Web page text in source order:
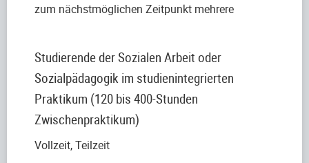
zum nächstmöglichen Zeitpunkt mehrere
Studierende der Sozialen Arbeit oder
Sozialpädagogik im studienintegrierten
Praktikum (120 bis 400-Stunden
Zwischenpraktikum)
Vollzeit, Teilzeit